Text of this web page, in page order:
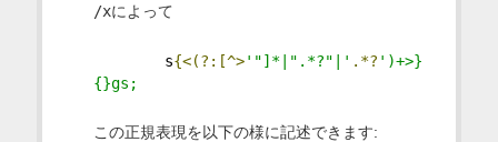
/xによって
s{<(?:[^>'"]*|".*?"|' .*? ')+>}
{}gs;
この正規表現を以下の様に記述できます: